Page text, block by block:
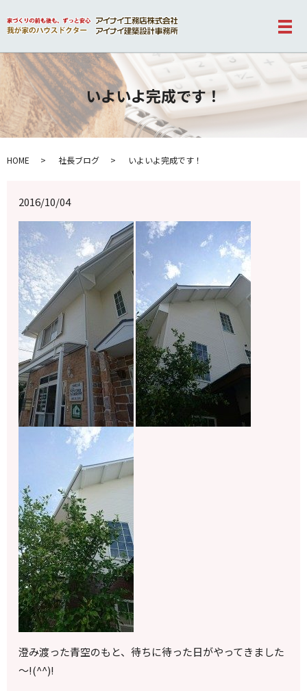
メ
いよいよ完成です！
HOME 社長ブログ いよいよ完成です！
2016/10/04
澄み渡った青空のもと、待ちに待った日がやってきました
～!(^^)!